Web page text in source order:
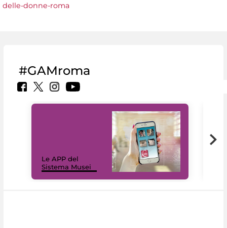
delle-donne-roma
#GAMroma
Le APP del
Sistema Musei